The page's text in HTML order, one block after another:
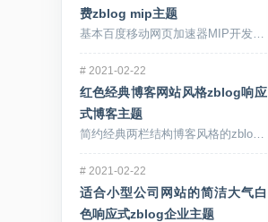
费zblog mip主题
基本百度移动网页加速器MIP开发的一款...
# 2021-02-22
红色经典博客网站风格zblog响应
式博客主题
简约经典两栏结构博客风格的zblog主...
# 2021-02-22
适合小型公司网站的简洁大气白
色响应式zblog企业主题